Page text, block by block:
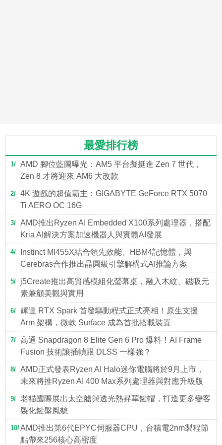
最愛排行榜
1
AMD 腳位藍圖曝光：AM5 平台擬挺進 Zen 7 世代，
Zen 8 才將迎來 AM6 大改款
2
4K 遊戲的超值霸主：GIGABYTE GeForce RTX 5070
Ti AERO OC 16G
3
AMD推出Ryzen AI Embedded X100系列處理器，搭配
Kria AI解決方案加速機器人與實體AI發展
4
Instinct MI455X結合領先效能、HBM4記憶體，與
Cerebras合作推出晶圓級引擎解構式AI推論方案
5
j5Create推出高質感模組化螢幕桌，融入木紋、磁吸元
素兼顧美觀與實用
6
輝達 RTX Spark 首發驅動程式正式亮相！原生支援
Arm 架構，微軟 Surface 成為首批搭載裝置
7
高通 Snapdragon 8 Elite Gen 6 Pro 爆料！AI Frame
Fusion 技術讓插幀跟 DLSS 一樣強？
8
AMD正式發表Ryzen AI Halo迷你電腦將於9月上市，
未來將推Ryzen AI 400 Max系列處理器與對應升級版
9
老貓國際展出太空艙與透光熱昇華鍵帽，打造更多變客
製化鍵盤風貌
10 AMD推出第6代EPYC伺服器CPU，台積電2nm製程節
點帶來256核心高密度